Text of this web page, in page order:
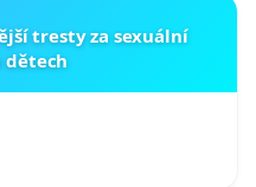
tresty za sexuální
dětech